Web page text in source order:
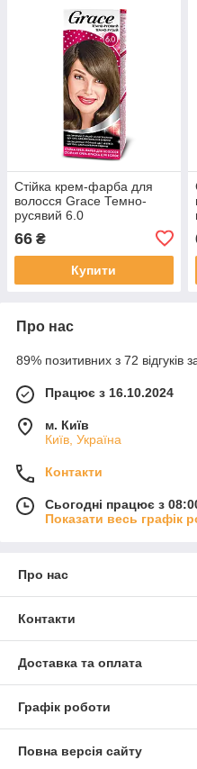
Стійка крем-фарба для
волосся Grace Темно-
русявий 6.0
66 ₴
Купити
Про нас
89% позитивних з 72 відгуків
Працює з 16.10.2024
м. Київ
Київ, Україна
Контакти
Сьогодні працює з
Показати весь графік
Про нас
Контакти
Доставка та оплата
Графік роботи
Повна версія сайту